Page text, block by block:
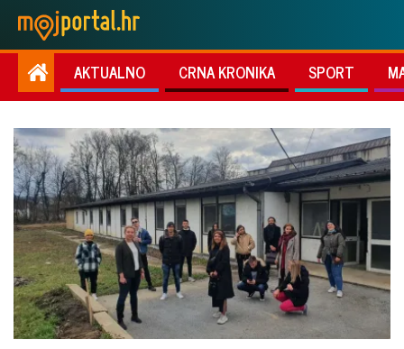
AKTUALNO CRNA KRONIKA SPORT